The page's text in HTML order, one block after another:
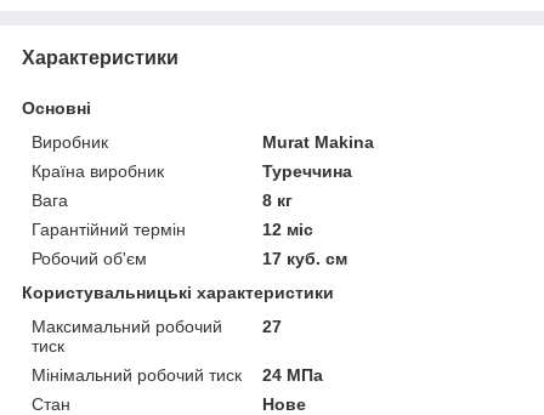
Характеристики
Основні
Виробник
Murat Makina
Країна виробник
Туреччина
Вага
8 кг
Гарантійний термін
12 міс
Робочий об'єм
17 куб. см
Користувальницькі характеристики
Максимальний робочий
тиск
27
Мінімальний робочий тиск
24 МПа
Стан
Нове